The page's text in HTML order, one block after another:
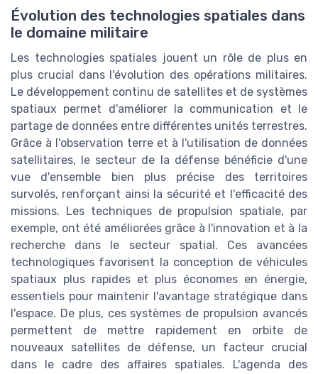
Évolution des technologies spatiales dans
le domaine militaire
Les technologies spatiales jouent un rôle de plus en
plus crucial dans l'évolution des opérations militaires.
Le développement continu de satellites et de systèmes
spatiaux permet d'améliorer la communication et le
partage de données entre différentes unités terrestres.
Grâce à l'observation terre et à l'utilisation de données
satellitaires, le secteur de la défense bénéficie d'une
vue d'ensemble bien plus précise des territoires
survolés, renforçant ainsi la sécurité et l'efficacité des
missions. Les techniques de propulsion spatiale, par
exemple, ont été améliorées grâce à l'innovation et à la
recherche dans le secteur spatial. Ces avancées
technologiques favorisent la conception de véhicules
spatiaux plus rapides et plus économes en énergie,
essentiels pour maintenir l'avantage stratégique dans
l'espace. De plus, ces systèmes de propulsion avancés
permettent de mettre rapidement en orbite de
nouveaux satellites de défense, un facteur crucial
dans le cadre des affaires spatiales. L'agenda des